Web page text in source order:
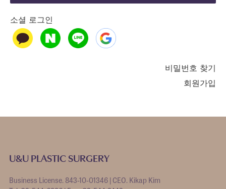
소셜 로그인
비밀번호 찾기
회원가입
U&U PLASTIC SURGERY
Business License. 843-10-01346 | CEO. Kikap Kim